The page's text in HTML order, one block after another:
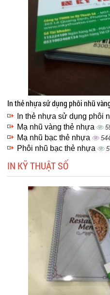
In thẻ nhựa sử dụng phôi nhũ
In thẻ nhựa sử dụng phôi
Mạ nhũ vàng thẻ nhựa
Mạ nhũ bạc thẻ nhựa
Phôi nhũ bạc thẻ nhựa
IN KỸ THUẬT SỐ